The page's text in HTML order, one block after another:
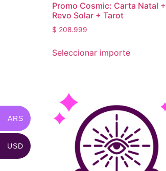
Promo Cosmic: Carta Natal +
Revo Solar + Tarot
$ 208.999
Seleccionar importe
ARS
USD